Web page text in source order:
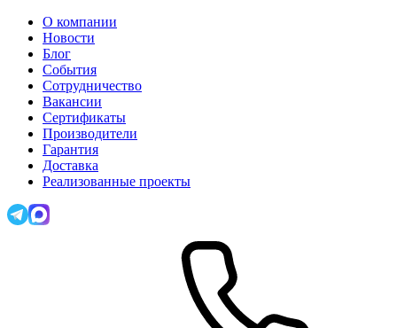
О компании
Новости
Блог
События
Сотрудничество
Вакансии
Сертификаты
Производители
Гарантия
Доставка
Реализованные проекты